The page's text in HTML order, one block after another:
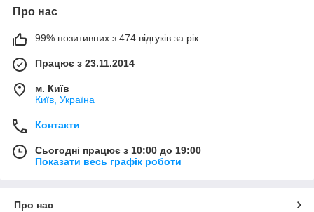
Про нас
99% позитивних з 474 відгуків за рік
Працює з 23.11.2014
м. Київ
Київ, Україна
Контакти
Сьогодні працює з 10:00 до 19:00
Показати весь графік роботи
Про нас